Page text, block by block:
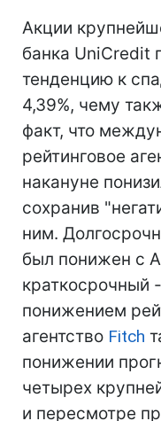
Акции
банка UniCredit
тенденцию к
4,39%, чему
факт, что
рейтинговое
накануне
сохранив
ним.
был понижен с
краткосрочный
понижением
агентство Fitch
понижении
четырех
и пересмотре